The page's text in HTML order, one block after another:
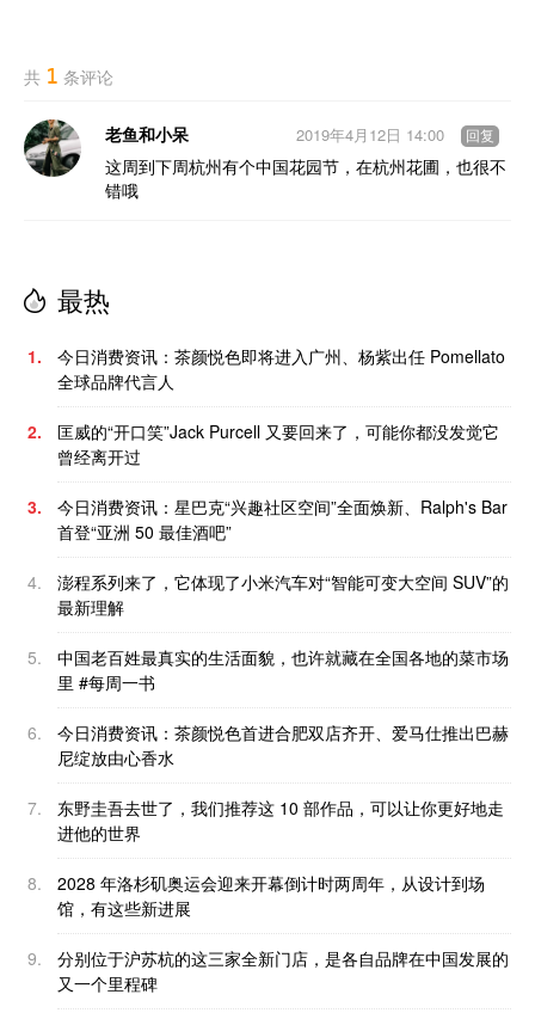
共 1 条评论
老鱼和小呆
这周到下周杭州有个中国花园节，在杭州花圃，也很不
错哦
2019年4月12日 14:00 回复
最热
1.
今日消费资讯：茶颜悦色即将进入广州、杨紫出任 Pomellato
全球品牌代言人
2.
匡威的“开口笑”Jack Purcell 又要回来了，可能你都没发觉它
曾经离开过
3.
今日消费资讯：星巴克“兴趣社区空间”全面焕新、Ralph's Bar
首登“亚洲 50 最佳酒吧”
4.
澎程系列来了，它体现了小米汽车对“智能可变大空间 SUV”的
最新理解
5.
中国老百姓最真实的生活面貌，也许就藏在全国各地的菜市场
里 #每周一书
6.
今日消费资讯：茶颜悦色首进合肥双店齐开、爱马仕推出巴赫
尼绽放由心香水
7.
东野圭吾去世了，我们推荐这 10 部作品，可以让你更好地走
进他的世界
8.
2028 年洛杉矶奥运会迎来开幕倒计时两周年，从设计到场
馆，有这些新进展
9.
分别位于沪苏杭的这三家全新门店，是各自品牌在中国发展的
又一个里程碑